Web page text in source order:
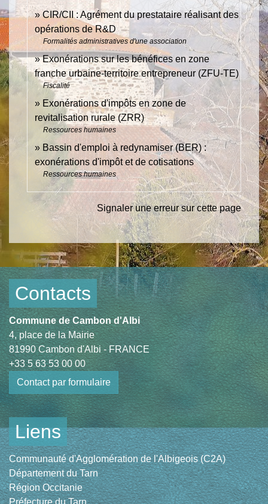
CIR/CII : Agrément du prestataire réalisant des
opérations de R&D
Formalités administratives d'une association
Exonérations sur les bénéfices en zone
franche urbaine-territoire entrepreneur (ZFU-TE)
Fiscalité
Exonérations d'impôts en zone de
revitalisation rurale (ZRR)
Ressources humaines
Bassin d'emploi à redynamiser (BER) :
exonérations d'impôt et de cotisations
Ressources humaines
Signaler une erreur sur cette page
Contacts
Commune de Cambon d'Albi
4, place de la Mairie
81990 Cambon d'Albi - FRANCE
+33 5 63 53 00 00
Contact par formulaire
Liens
Communauté d'Agglomération de l'Albigeois (C2A)
Département du Tarn
Région Occitanie